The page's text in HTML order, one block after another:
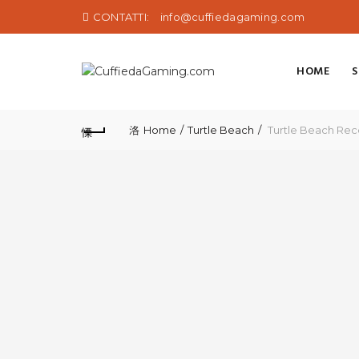
CONTATTI: info@cuffiedagaming.com
HOME
Home Turtle Beach Turtle Beach